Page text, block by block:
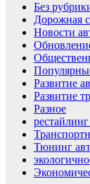
Без
Дорожная
Новости
Развитие
Развитие
Разное
Тюнинг